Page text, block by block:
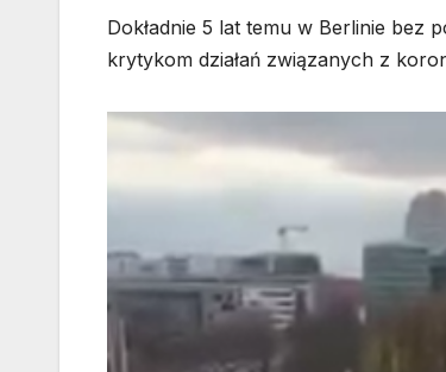
Dokładnie 5 lat temu w Berlinie bez
krytykom działań związanych z